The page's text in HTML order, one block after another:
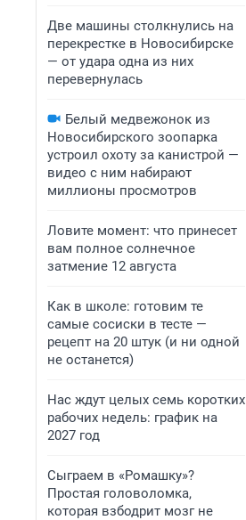
Две машины столкнулись на
перекрестке в Новосибирске
— от удара одна из них
перевернулась
Белый медвежонок из
Новосибирского зоопарка
устроил охоту за канистрой —
видео с ним набирают
миллионы просмотров
Ловите момент: что принесет
вам полное солнечное
затмение 12 августа
Как в школе: готовим те
самые сосиски в тесте —
рецепт на 20 штук (и ни одной
не останется)
Нас ждут целых семь коротких
рабочих недель: график на
2027 год
Сыграем в «Ромашку»?
Простая головоломка,
которая взбодрит мозг не